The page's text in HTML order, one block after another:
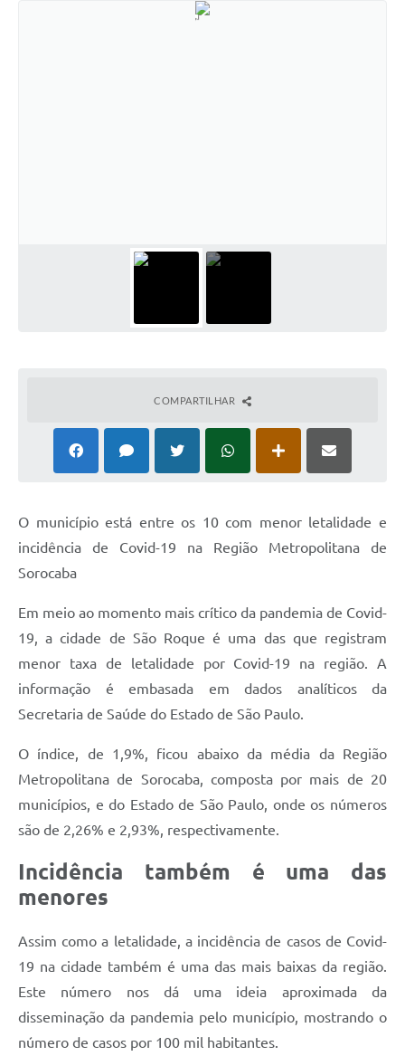
Banco do Povo
Bancos conveniados e serviços disponíveis
Bolsas de estudo da Escola Cooperativa
Defesa Civil
Departamento de Bem-Estar Social
Divisão de Rendas
Horários de Ônibus - Jundiá
Inscrições para o Castramóvel
Notícias
Postos de Atendimento ao Trabalhador (PAT)
PROCON SR
COMPARTILHAR
O município está entre os 10 com menor letalidade e
incidência de Covid-19 na Região Metropolitana de
Sorocaba
Em meio ao momento mais crítico da pandemia de Covid-
19, a cidade de São Roque é uma das que registram
menor taxa de letalidade por Covid-19 na região. A
informação é embasada em dados analíticos da
Secretaria de Saúde do Estado de São Paulo.
O índice, de 1,9%, ficou abaixo da média da Região
Metropolitana de Sorocaba, composta por mais de 20
municípios, e do Estado de São Paulo, onde os números
são de 2,26% e 2,93%, respectivamente.
Incidência também é uma das
menores
Assim como a letalidade, a incidência de casos de Covid-
19 na cidade também é uma das mais baixas da região.
Este número nos dá uma ideia aproximada da
disseminação da pandemia pelo município, mostrando o
número de casos por 100 mil habitantes.